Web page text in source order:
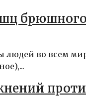
брюшного
людей во всем